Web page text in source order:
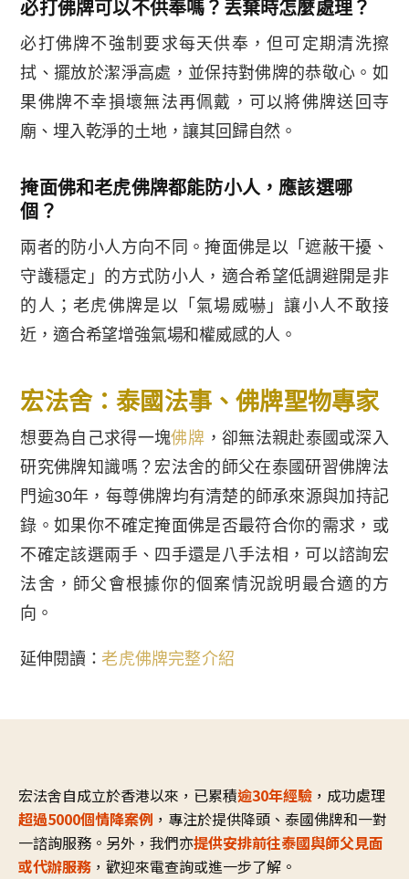
必打佛牌可以不供奉嗎？丟棄時怎麼處理？
必打佛牌不強制要求每天供奉，但可定期清洗擦
拭、擺放於潔淨高處，並保持對佛牌的恭敬心。如
果佛牌不幸損壞無法再佩戴，可以將佛牌送回寺
廟、埋入乾淨的土地，讓其回歸自然。
掩面佛和老虎佛牌都能防小人，應該選哪
個？
兩者的防小人方向不同。掩面佛是以「遮蔽干擾、
守護穩定」的方式防小人，適合希望低調避開是非
的人；老虎佛牌是以「氣場威嚇」讓小人不敢接
近，適合希望增強氣場和權威感的人。
宏法舍：泰國法事、佛牌聖物專家
想要為自己求得一塊佛牌 ，卻無法親赴泰國或深入
研究佛牌知識嗎？宏法舍的師父在泰國研習佛牌法
門逾30年，每尊佛牌均有清楚的師承來源與加持記
錄。如果你不確定掩面佛是否最符合你的需求，或
不確定該選兩手、四手還是八手法相，可以諮詢宏
法舍，師父會根據你的個案情況說明最合適的方
向。
延伸閱讀： 老虎佛牌完整介紹
宏法舍自成立於香港以來，已累積逾30年經驗 ，成功處理
超過5000個情降案例 ，專注於提供降頭、泰國佛牌和一對
一諮詢服務。另外，我們亦提供安排前往泰國與師父見面
或代辦服務 ，歡迎來電查詢或進一步了解。